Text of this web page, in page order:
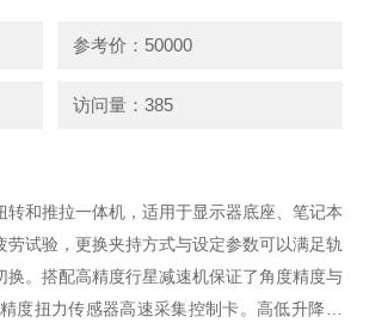
参考价：50000
访问量：385
和推拉一体机，适用于显示器底座、笔记本
试验，更换夹持方式与设定参数可以满足轨
。搭配高精度行星减速机保证了角度精度与
度扭力传感器高速采集控制卡。高低升降装